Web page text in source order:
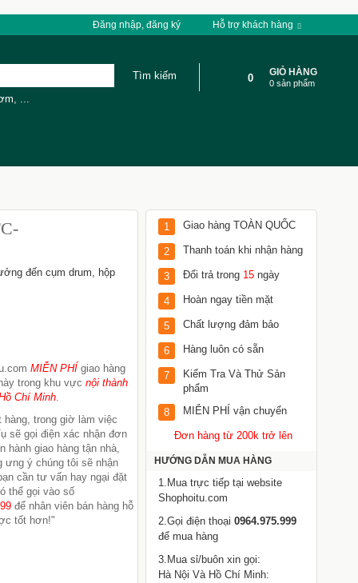
Đăng nhập, đăng ký Hỗ trợ khách hàng
, ...
0 GIỎ HÀNG
0 sản phẩm
đến cụm drum, hộp
MIỄN PHÍgiao hàng
trong khu vực nội thành
Chí Minh.
hàng, trong giờ làm việc
sẽ gọi điện xác nhận đơn
hành giao hàng tận nhà,
ưng ý chúng tôi sẽ nhận
cần tư vấn hay ngại đặt
thể gọi vào số
để nhân viên bán hàng hỗ
tốt hơn!"
1 Giao hàng TOÀN QUỐC
2 Thanh toán khi nhận hàng
3 Đổi trả trong 15ngày
4 Hoàn ngay tiền mặt
5 Chất lượng đảm bảo
6 Hàng luôn có sẵn
7
Kiểm Tra Và Thử Sản
phẩm
8
MIỄN PHÍ vận chuyển
Đơn hàng từ 200k trở lên
HƯỚNG DẪN MUA HÀNG
1.Mua trực tiếp tại website
Shophoitu.com
2.Gọi điện thoại 0964.975.999
để mua hàng
3.Mua sỉ/buôn xin gọi:
Hà Nội Và Hồ Chí Minh: